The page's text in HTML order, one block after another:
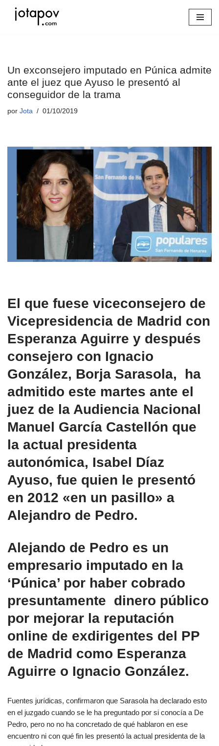
Un exconsejero imputado en Púnica admite
ante el juez que Ayuso le presentó al
conseguidor de la trama
por Jota 01/10/2019
El que fuese viceconsejero de
Vicepresidencia de Madrid con
Esperanza Aguirre y después
consejero con Ignacio
González, Borja Sarasola, ha
admitido este martes ante el
juez de la Audiencia Nacional
Manuel García Castellón que
la actual presidenta
autonómica, Isabel Díaz
Ayuso, fue quien le presentó
en 2012 «en un pasillo» a
Alejandro de Pedro.
Alejando de Pedro es un
empresario imputado en la
‘Púnica’ por haber cobrado
presuntamente dinero público
por mejorar la reputación
online de exdirigentes del PP
de Madrid como Esperanza
Aguirre o Ignacio González.
Fuentes jurídicas, confirmaron que Sarasola ha declarado esto
en el juzgado cuando se le ha preguntado por si conocía a De
Pedro, pero no no ha concretado de qué hablaron en ese
encuentro ni con qué fin les presentó la actual presidenta de la